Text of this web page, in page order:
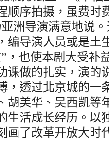
顺序拍摄，虽费时
洲导演满意地说
编导演人员或是土
，也使本剧大受补
课做的扎实，演的
，透过北京城的
胡美华、吴西凯等
生活成长经历。以
画了改革开放大时